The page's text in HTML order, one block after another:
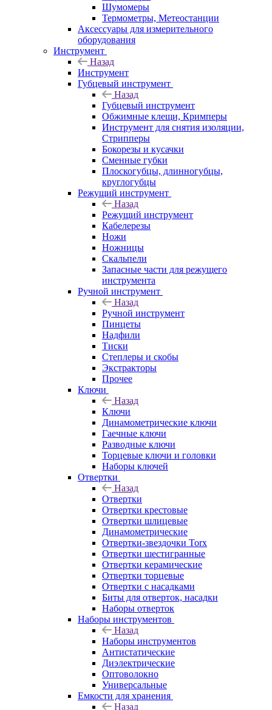
Шумомеры
Термометры, Метеостанции
Аксессуары для измерительного
оборудования
Инструмент
Назад
Инструмент
Губцевый инструмент
Назад
Губцевый инструмент
Обжимные клещи, Кримперы
Инструмент для снятия изоляции,
Стрипперы
Бокорезы и кусачки
Сменные губки
Плоскогубцы, длинногубцы,
круглогубцы
Режущий инструмент
Назад
Режущий инструмент
Кабелерезы
Ножи
Ножницы
Скальпели
Запасные части для режущего
инструмента
Ручной инструмент
Назад
Ручной инструмент
Пинцеты
Надфили
Тиски
Степлеры и скобы
Экстракторы
Прочее
Ключи
Назад
Ключи
Динамометрические ключи
Гаечные ключи
Разводные ключи
Торцевые ключи и головки
Наборы ключей
Отвертки
Назад
Отвертки
Отвертки крестовые
Отвертки шлицевые
Динамометрические
Отвертки-звездочки Torx
Отвертки шестигранные
Отвертки керамические
Отвертки торцевые
Отвертки с насадками
Биты для отверток, насадки
Наборы отверток
Наборы инструментов
Назад
Наборы инструментов
Антистатические
Диэлектрические
Оптоволокно
Универсальные
Емкости для хранения
Назад